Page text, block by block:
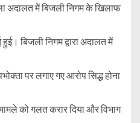
अदालत में बिजली निगम के खिलाफ
बिजली निगम द्वारा अदालत में
पर लगाए गए आरोप सिद्ध होना
को गलत करार दिया और विभाग